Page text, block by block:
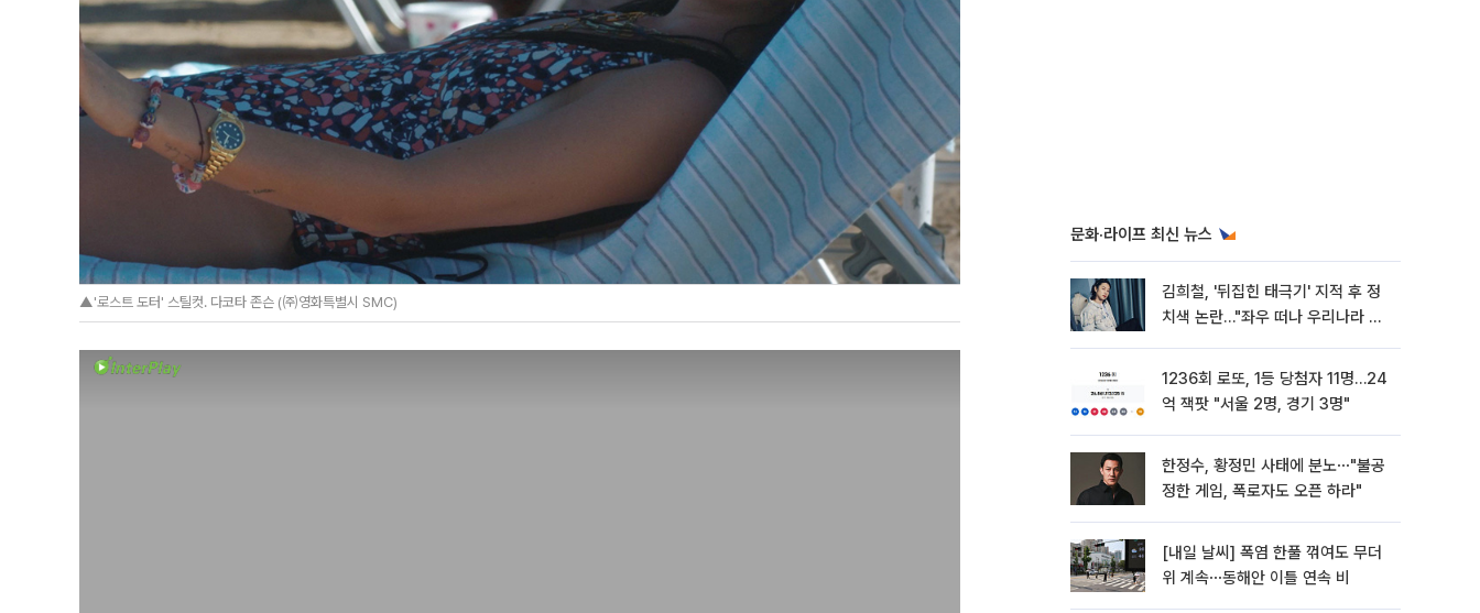
▲'로스트 도터' 스틸컷. 다코타 존슨 (㈜영화특별시 SMC)
문화·라이프 최신 뉴스
김희철, '뒤집힌 태극기' 지적 후 정
치색 논란…"좌우 떠나 우리나라 국
1236회 로또, 1등 당첨자 11명…24
억 잭팟 "서울 2명, 경기 3명"
한정수, 황정민 사태에 분노⋯"불공
정한 게임, 폭로자도 오픈 하라"
[내일 날씨] 폭염 한풀 꺾여도 무더
위 계속⋯동해안 이틀 연속 비